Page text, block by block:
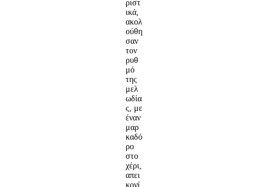
ριστ
ικά,
ακολ
ούθη
σαν
τον
ρυθ
μό
της
μελ
ωδία
ς, με
έναν
μαρ
καδό
ρο
στο
χέρι,
απει
κονί